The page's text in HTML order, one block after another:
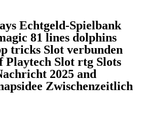
Echtgeld-Spielbank
81 lines dolphins
tricks Slot verbunden
Playtech Slot rtg Slots
2025 and
Zwischenzeitlich